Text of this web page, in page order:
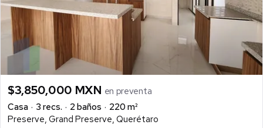
$3,850,000 MXN en preventa
Casa
3 recs. 2 baños
220 m²
Preserve, Grand Preserve, Querétaro